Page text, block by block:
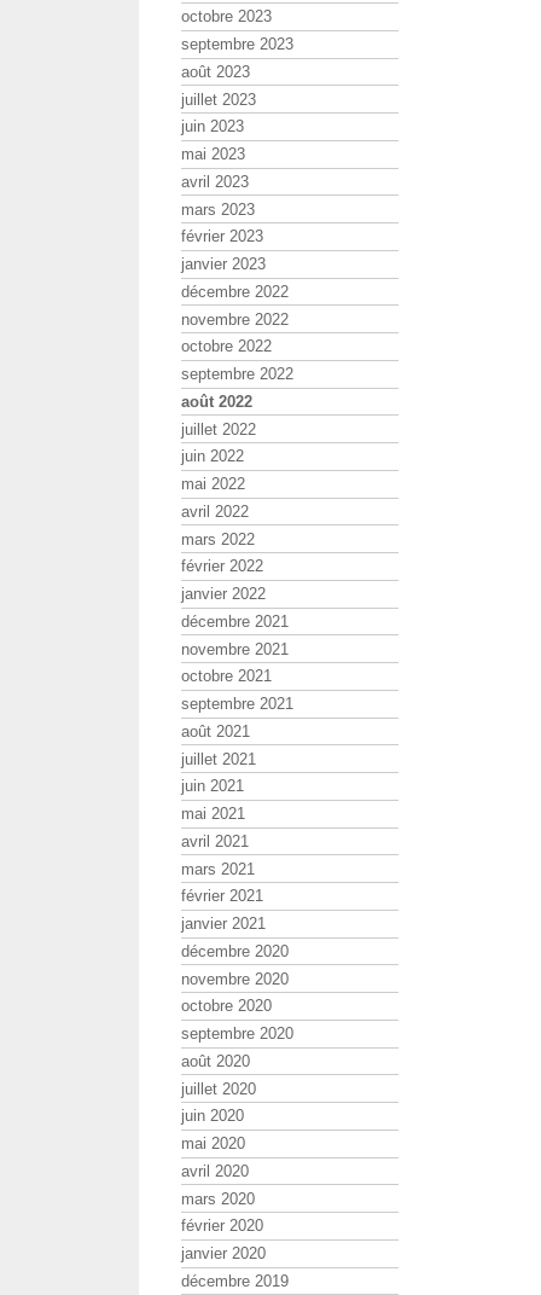
octobre 2023
septembre 2023
août 2023
juillet 2023
juin 2023
mai 2023
avril 2023
mars 2023
février 2023
janvier 2023
décembre 2022
novembre 2022
octobre 2022
septembre 2022
août 2022
juillet 2022
juin 2022
mai 2022
avril 2022
mars 2022
février 2022
janvier 2022
décembre 2021
novembre 2021
octobre 2021
septembre 2021
août 2021
juillet 2021
juin 2021
mai 2021
avril 2021
mars 2021
février 2021
janvier 2021
décembre 2020
novembre 2020
octobre 2020
septembre 2020
août 2020
juillet 2020
juin 2020
mai 2020
avril 2020
mars 2020
février 2020
janvier 2020
décembre 2019